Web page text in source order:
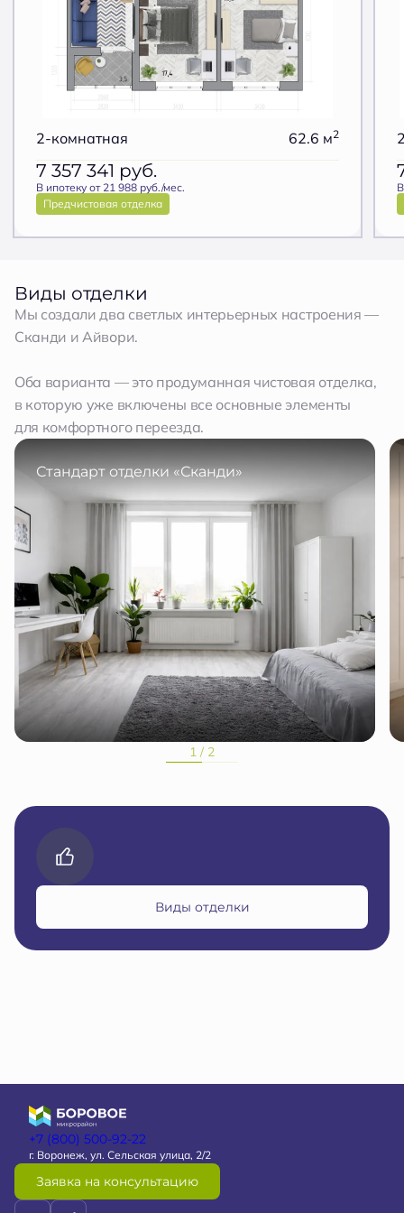
2-комнатная 62.6 м2
7 357 341 руб.
В ипотеку от 21 988 руб./мес.
Предчистовая отделка
Виды отделки
Мы создали два светлых интерьерных настроения —
Сканди и Айвори.
Оба варианта — это продуманная чистовая отделка,
в которую уже включены все основные элементы
для комфортного переезда.
Стандарт отделки «Сканди»
1 / 2
Виды отделки
+7 (800) 500-92-22
г. Воронеж, ул. Сельская улица, 2/2
Заявка на консультацию